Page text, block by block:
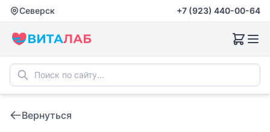
Северск +7 (923) 440-00-64
Вернуться